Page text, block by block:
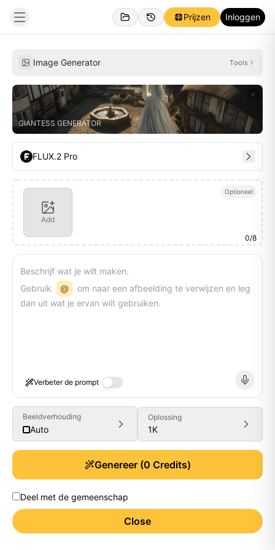
Prijzen Inloggen
Image Generator Tools
GIANTESS GENERATOR
FLUX.2 Pro
Optioneel
Add
0/8
Beschrijf wat je wilt maken.
Gebruik
@
om naar een afbeelding te verwijzen en leg
dan uit wat je ervan wilt gebruiken.
Verbeter de prompt
Beeldverhouding
Auto
Oplossing
1K
Genereer(0 Credits)
Deel met de gemeenschap
Close
Generate